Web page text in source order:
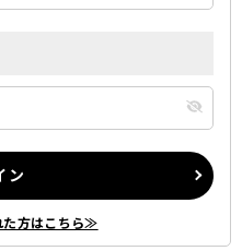
ン
た方はこちら≫